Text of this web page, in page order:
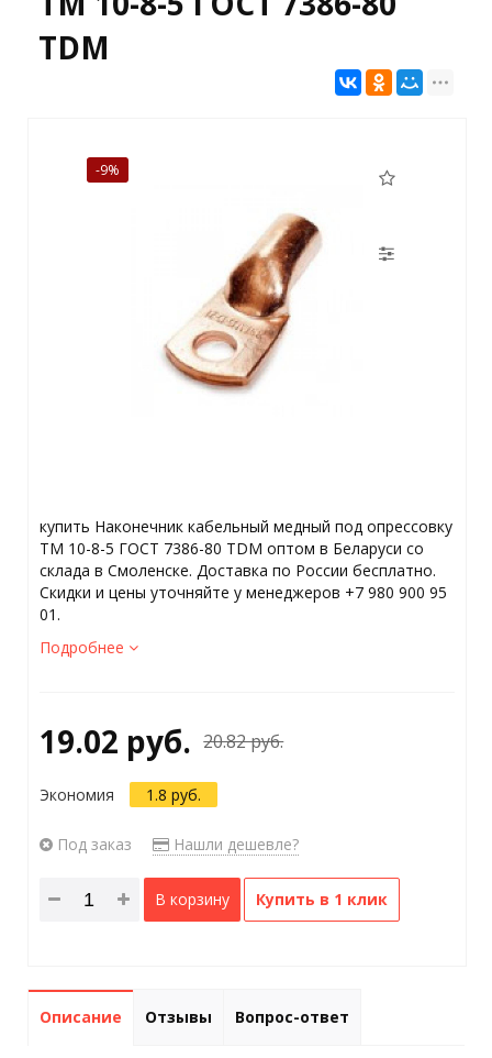
TDM
-9%
купить Наконечник кабельный медный под опрессовку
ТМ 10-8-5 ГОСТ 7386-80 TDM оптом в Беларуси со
склада в Смоленске. Доставка по России бесплатно.
Скидки и цены уточняйте у менеджеров +7 980 900 95
01.
Подробнее
19.02 руб. 20.82 руб.
Экономия 1.8 руб.
Под заказ Нашли дешевле?
В корзину Купить в 1 клик
Описание Отзывы Вопрос-ответ